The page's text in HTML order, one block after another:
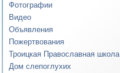
Фотографии
Видео
Объявления
Пожертвования
Троицкая Православная школа
Дом слепоглухих